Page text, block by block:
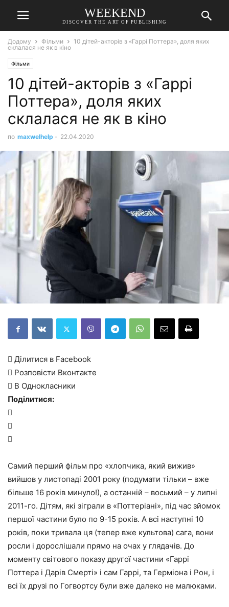
WEEKEND
DISCOVER THE ART OF PUBLISHING
Додому Фільми
10 дітей-акторів з «Гаррі Поттера», доля яких
склалася не як в кіно
Фільми
10 дітей-акторів з «Гаррі
Поттера», доля яких
склалася не як в кіно
по maxwelhelp - 22.04.2020
 Ділитися в Facebook
 Розповісти Вконтакте
 В Однокласники
Поділитися:



Самий перший фільм про «хлопчика, який вижив»
вийшов у листопаді 2001 року (подумати тільки – вже
більше 16 років минуло!), а останній – восьмий – у липні
2011-го. Дітям, які зіграли в «Поттеріані», під час зйомок
першої частини було по 9-15 років. А всі наступні 10
років, поки тривала ця (тепер вже культова) сага, вони
росли і дорослішали прямо на очах у глядачів. До
моменту світового показу другої частини «Гаррі
Поттера і Дарів Смерті» і сам Гаррі, та Герміона і Рон, і
всі їх друзі по Гогвортсу були вже далеко не малюками.